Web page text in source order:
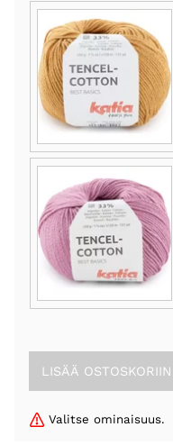
Valitse ominaisuus.